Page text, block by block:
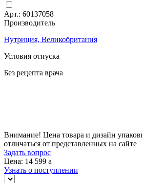
Арт.: 60137058
Производитель
Нутриция, Великобритания
Условия отпуска
Без рецепта врача
Внимание! Цена товара и дизайн
отличаться от представленных на сайте
Задать вопрос
Цена: 14 599 a
Узнать о поступлении